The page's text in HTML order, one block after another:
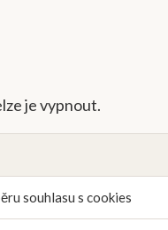
je vypnout.
souhlasu s cookies